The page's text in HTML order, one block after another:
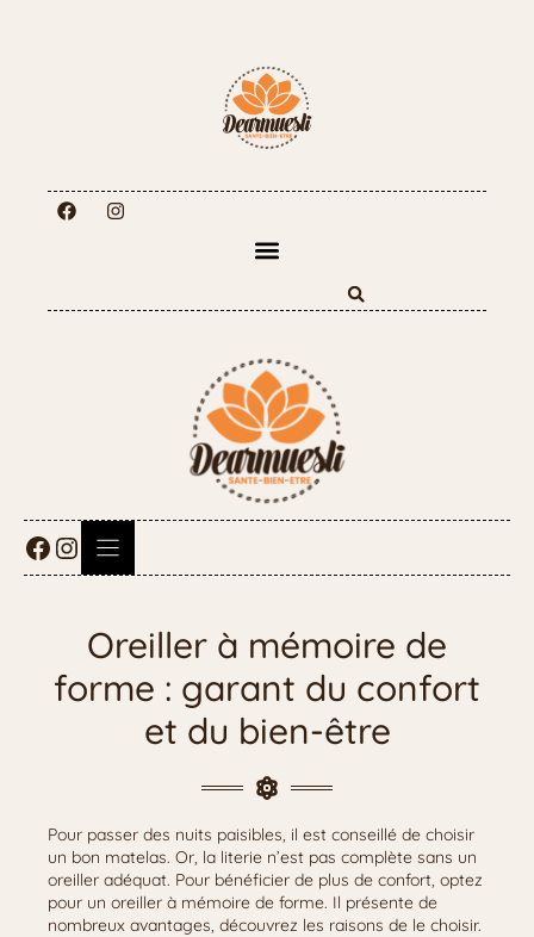
Oreiller à mémoire de
forme : garant du confort
et du bien-être
Pour passer des nuits paisibles, il est conseillé de choisir
un bon matelas. Or, la literie n’est pas complète sans un
oreiller adéquat. Pour bénéficier de plus de confort, optez
pour un oreiller à mémoire de forme. Il présente de
nombreux avantages, découvrez les raisons de le choisir.